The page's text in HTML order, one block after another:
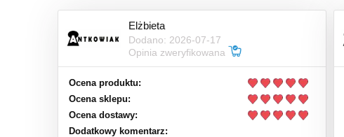
Elżbieta
Dodano: 2026-07-17
Opinia zweryfikowana
Ocena produktu:
Ocena sklepu:
Ocena dostawy:
Dodatkowy komentarz: